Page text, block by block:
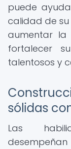
puede
calidad de su
aumentar la
fortalecer
talentosos y
sólidas
Las